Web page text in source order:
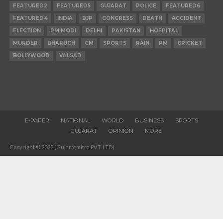
FEATURED2
FEATURED5 GUJARAT POLICE
FEATURED6
FEATURED4
INDIA BJP CONGRESS DEATH
ACCIDENT
ELECTION
PM MODI DELHI PAKISTAN
HOSPITAL
MURDER
BHARUCH CM SPORTS RAIN PM
CRICKET
BOLLYWOOD
VALSAD
E-PAPER NATIONAL WORLD BUSINESS
SPORTS
GUJARAT
OPINION MORE
Copyright © 2022 (Gujaratmitra PVT. LTD)